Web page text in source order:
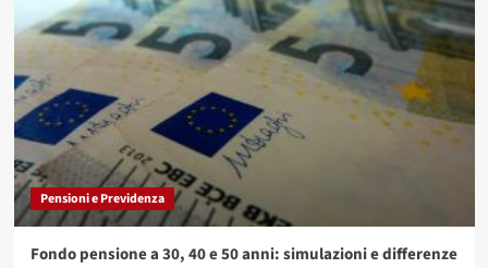
Pensioni e Previdenza
Fondo pensione a 30, 40 e 50 anni: simulazioni e differenze